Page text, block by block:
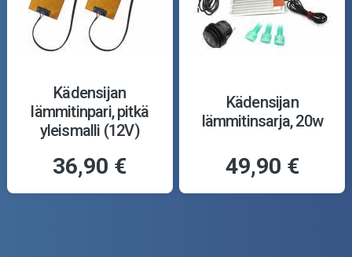
Kädensijan
lämmitinpari, pitkä
yleismalli (12V)
36,90 €
Kädensijan
lämmitinsarja, 20w
49,90 €